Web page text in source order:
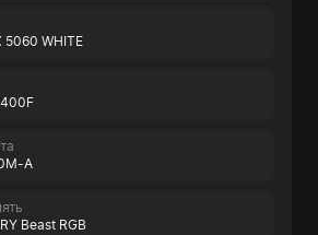
5060 WHITE
A
Beast RGB